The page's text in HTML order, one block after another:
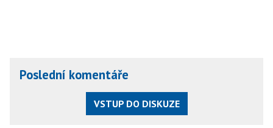
Poslední komentáře
VSTUP DO DISKUZE